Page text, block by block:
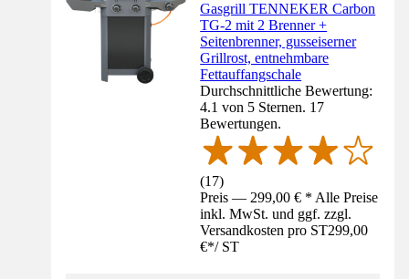
Gasgrill TENNEKER Carbon
TG-2 mit 2 Brenner +
Seitenbrenner, gusseiserner
Grillrost, entnehmbare
Fettauffangschale
Durchschnittliche Bewertung:
4.1 von 5 Sternen. 17
Bewertungen.
(17)
Preis — 299,00 € * Alle Preise
inkl. MwSt. und ggf. zzgl.
Versandkosten pro ST299,00
€*/ ST